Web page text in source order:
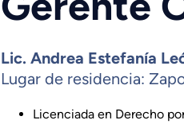
Lic. Andrea Estefanía
Lugar de residencia:
Licenciada en Derecho